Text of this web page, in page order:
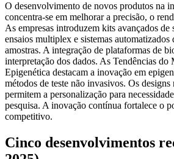
O desenvolvimento de novos produtos na
concentra-se em melhorar a precisão, o
As empresas introduzem kits avançados de
ensaios multiplex e sistemas automatizados
amostras. A integração de plataformas de
interpretação dos dados. As Tendências do
Epigenética destacam a inovação em
métodos de teste não invasivos. Os
permitem a personalização para
pesquisa. A inovação contínua fortalece o
competitivo.
Cinco desenvolvimentos